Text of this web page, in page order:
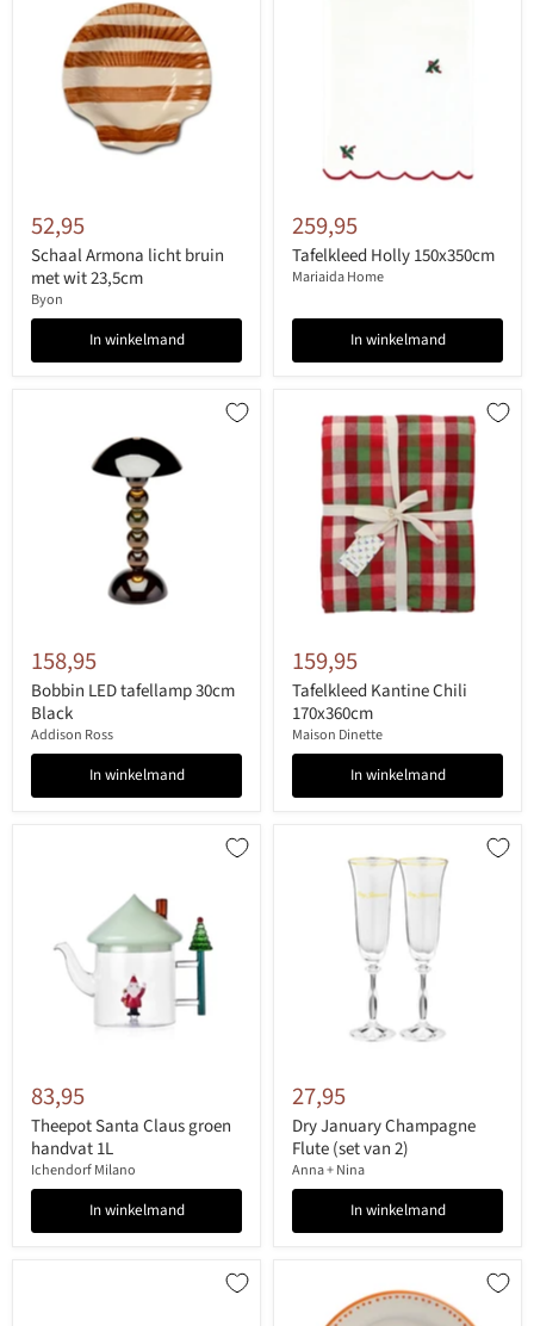
52,95
Schaal Armona licht bruin
met wit 23,5cm
Byon
In winkelmand
259,95
Tafelkleed Holly 150x350cm
Mariaida Home
In winkelmand
158,95
Bobbin LED tafellamp 30cm
Black
Addison Ross
In winkelmand
159,95
Tafelkleed Kantine Chili
170x360cm
Maison Dinette
In winkelmand
83,95
Theepot Santa Claus groen
handvat 1L
Ichendorf Milano
In winkelmand
27,95
Dry January Champagne
Flute (set van 2)
Anna + Nina
In winkelmand